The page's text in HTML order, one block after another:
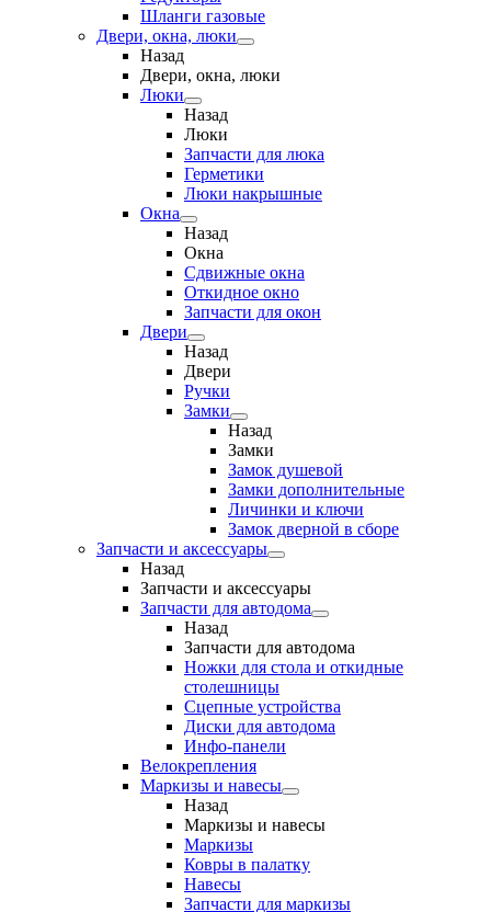
Шланги газовые
Двери, окна, люки
Назад
Двери, окна, люки
Люки
Назад
Люки
Запчасти для люка
Герметики
Люки накрышные
Окна
Назад
Окна
Сдвижные окна
Откидное окно
Запчасти для окон
Двери
Назад
Двери
Ручки
Замки
Назад
Замки
Замок душевой
Замки дополнительные
Личинки и ключи
Замок дверной в сборе
Запчасти и аксессуары
Назад
Запчасти и аксессуары
Запчасти для автодома
Назад
Запчасти для автодома
Ножки для стола и откидные
столешницы
Сцепные устройства
Диски для автодома
Инфо-панели
Велокрепления
Маркизы и навесы
Назад
Маркизы и навесы
Маркизы
Ковры в палатку
Навесы
Запчасти для маркизы